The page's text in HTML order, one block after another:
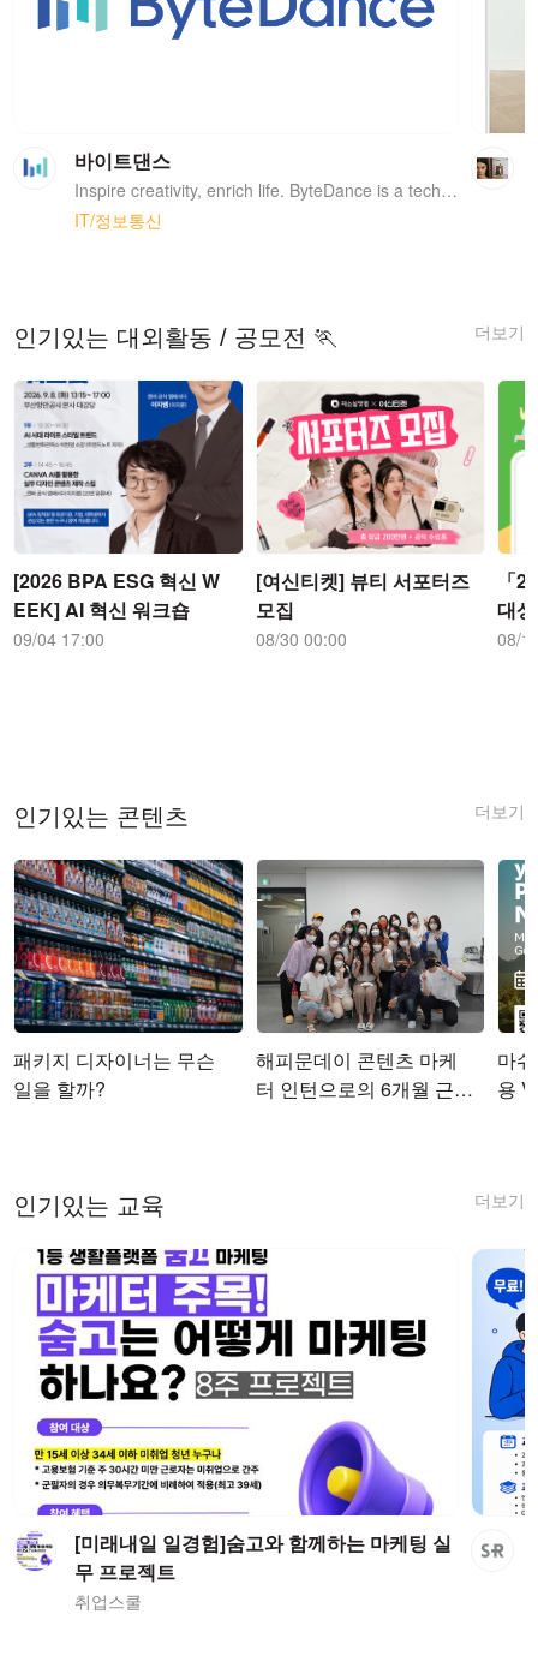
바이트댄스
Inspire creativity, enrich life. ByteDance is a technology company operating a range of content platforms that inform, educate, entertain and inspire people across languages, cultures, and geographies. Dedicated to building global platforms of creation and interaction, ByteDance now has a portfolio of applications available in over 150 markets and 75 languages. For example, TikTok, Helo, Vigo Video, Douyin, and Huoshan. ByteDance's platforms aim to help users explore and discover the world's creativity, knowledge and moments that matter in everyday life while empowering everyone to be a creator directly from their smartphones. We are committed to building a safe, healthy and positive online environment for all our users. We welcome people from all backgrounds to join us. If tackling challenges in a fast-changing industry does not scare you, work with us and challenge yourself to move the world!
IT/정보통신
더보기
인기있는 대외활동 / 공모전 🏃
[2026 BPA ESG 혁신 W
EEK] AI 혁신 워크숍
09/04 17:00
[여신티켓] 뷰티 서포터즈
모집
08/30 00:00
「
대
08/
더보기
인기있는 콘텐츠
패키지 디자이너는 무슨
일을 할까?
해피문데이 콘텐츠 마케
터 인턴으로의 6개월 근무
마쉬
용
더보기
인기있는 교육
[미래내일 일경험]숨고와 함께하는 마케팅 실
무 프로젝트
취업스쿨